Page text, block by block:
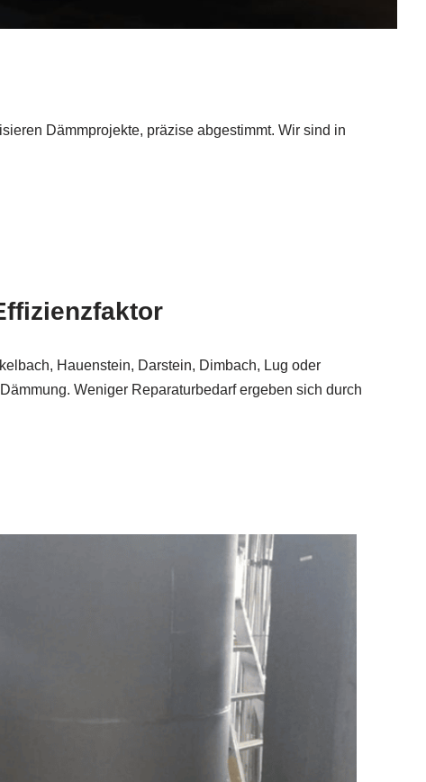
Dämmprojekte, präzise abgestimmt. Wir sind in
Hauenstein, Darstein, Dimbach, Lug oder
Weniger Reparaturbedarf ergeben sich durch